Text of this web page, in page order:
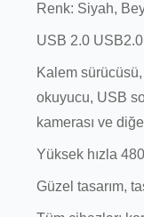
Renk: Siyah,
USB 2.0
Kalem
okuyucu, USB
kamerası ve
Yüksek hızla
Güzel tasarım,